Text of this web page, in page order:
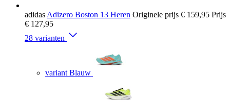
adidas Adizero Boston 13 Heren Originele prijs € 159,95 Prijs
€ 127,95
28 varianten
variant Blauw